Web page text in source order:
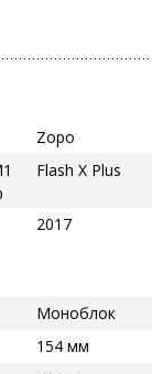
Zopo
Flash X Plus
2017
Моноблок
154 мм